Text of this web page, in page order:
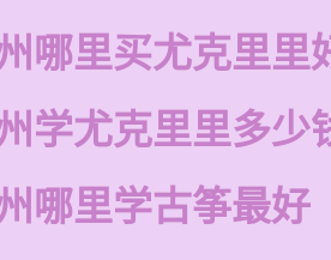
哪里买尤克里里
学尤克里里多少
哪里学古筝最好